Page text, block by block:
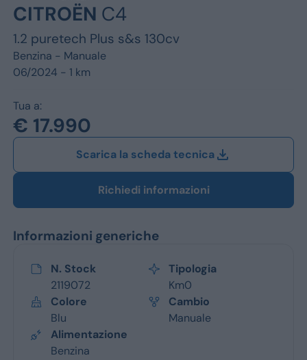
CITROËN C4
1.2 puretech Plus s&s 130cv
Benzina - Manuale
06/2024 - 1 km
Tua a:
€ 17.990
Scarica la scheda tecnica
Richiedi informazioni
Informazioni generiche
N. Stock
2119072
Tipologia
Km0
Colore
Blu
Cambio
Manuale
Alimentazione
Benzina